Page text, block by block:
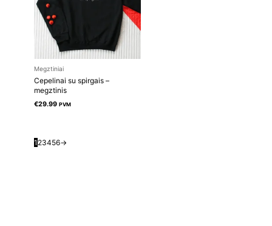
Megztiniai
Cepelinai su spirgais –
megztinis
€29.99 PVM
1 23456→